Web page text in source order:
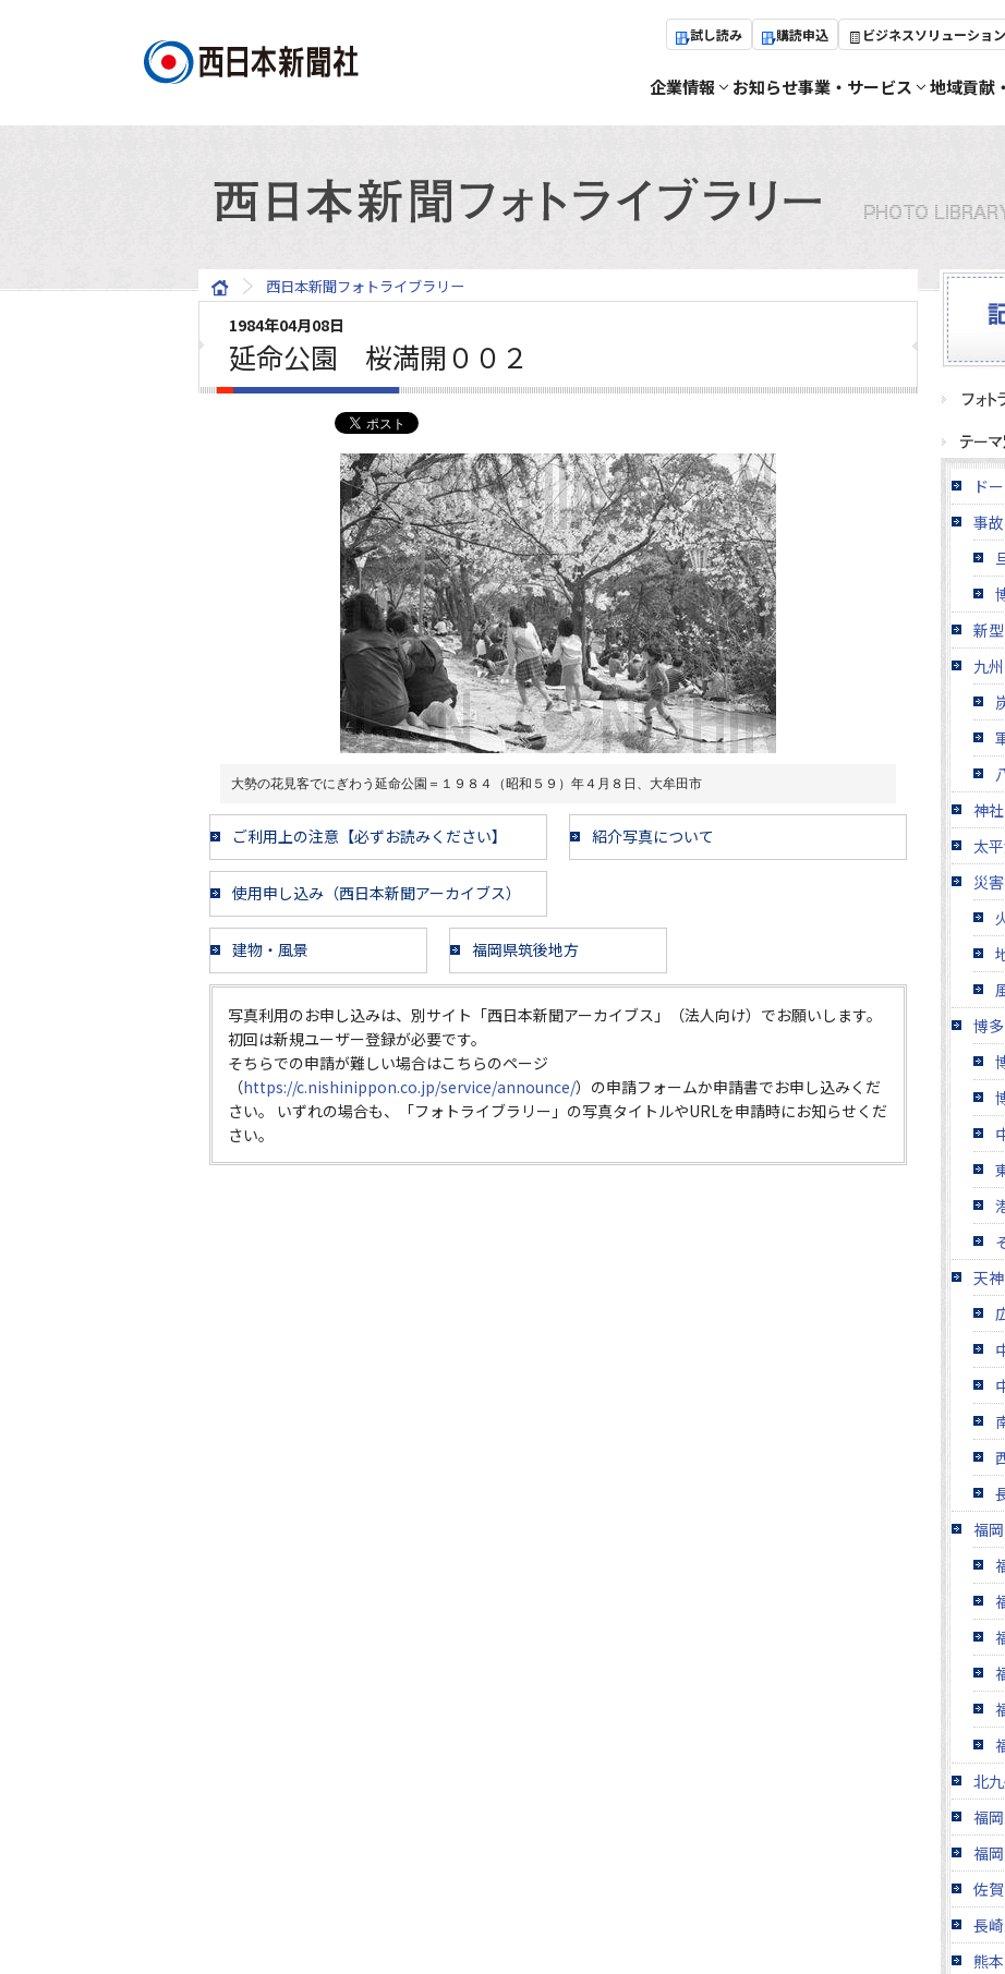
試し読み 購読申込 ビジネスソリューション
企業情報 お知らせ事業・サービス 地域貢献
西日本新聞フォトライブラリー
1984年04月08日
延命公園 桜満開００２
大勢の花見客でにぎわう延命公園＝１９８４（昭和５９）年４月８日、大牟田市
ご利用上の注意【必ずお読みください】 紹介写真について
使用申し込み（西日本新聞アーカイブス）
建物・風景 福岡県筑後地方
写真利用のお申し込みは、別サイト「西日本新聞アーカイブス」（法人向け）でお願いします。
初回は新規ユーザー登録が必要です。
そちらでの申請が難しい場合はこちらのページ
（https://c.nishinippon.co.jp/service/announce/）の申請フォームか申請書でお申し込みくだ
さい。 いずれの場合も、「フォトライブラリー」の写真タイトルやURLを申請時にお知らせくだ
さい。
ド
事
新
九
神
太
災
博
天
福
北
福
福
佐
長
熊